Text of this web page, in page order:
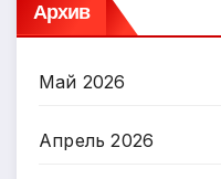
Архив
Май 2026
Апрель 2026